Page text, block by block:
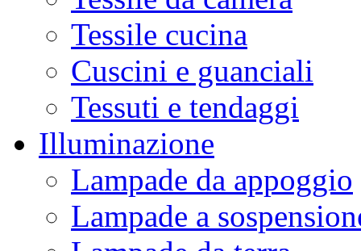
Tessile cucina
Cuscini e guanciali
Tessuti e tendaggi
Illuminazione
Lampade da appoggio
Lampade a